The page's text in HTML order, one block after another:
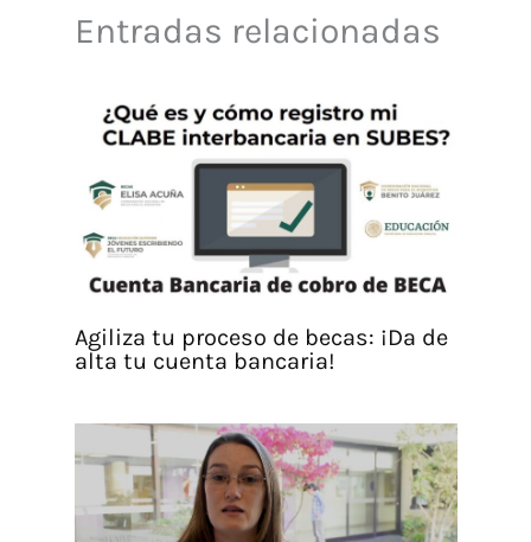
Entradas relacionadas
Agiliza tu proceso de becas: ¡Da de
alta tu cuenta bancaria!